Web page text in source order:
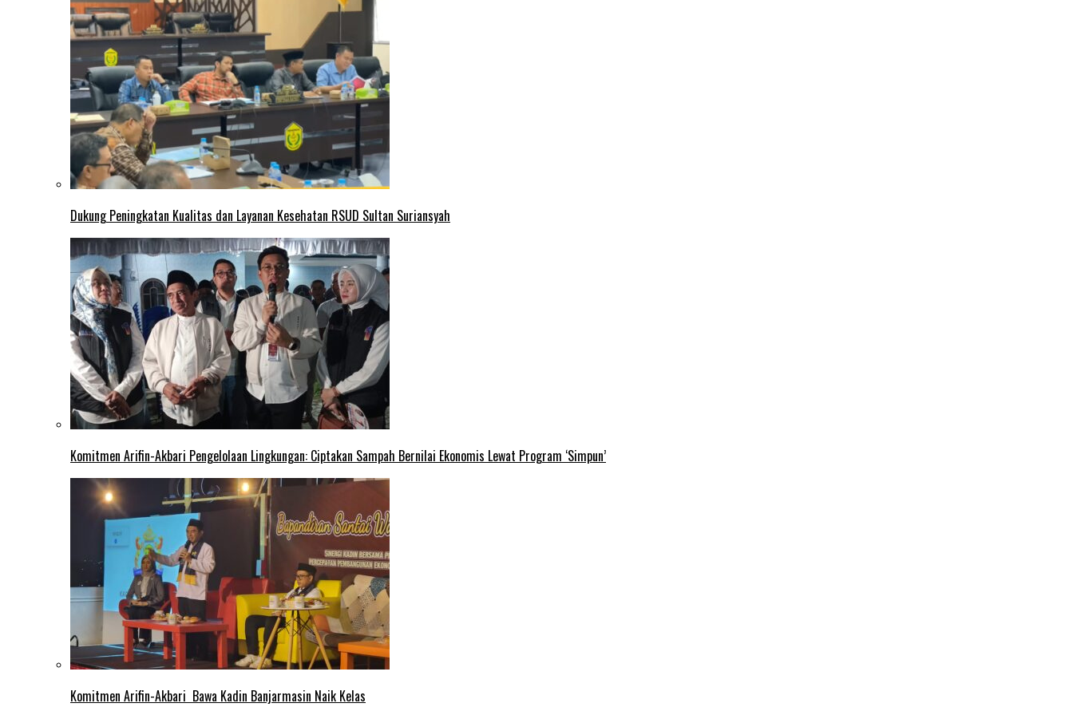
Dukung Peningkatan Kualitas dan Layanan Kesehatan RSUD Sultan Suriansyah
Komitmen Arifin-Akbari Pengelolaan Lingkungan: Ciptakan Sampah Bernilai Ekonomis Lewat Program ‘Simpun’
Komitmen Arifin-Akbari Bawa Kadin Banjarmasin Naik Kelas